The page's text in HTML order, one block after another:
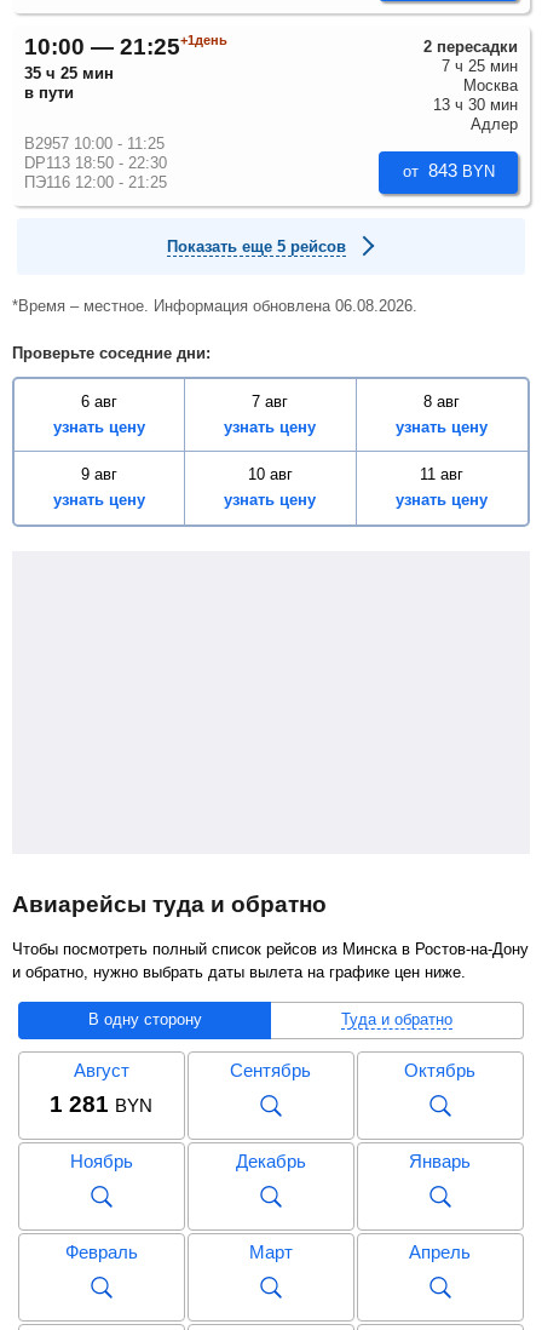
10:00 — 21:25+1день
35 ч 25 мин
в пути
от 843 BYN
2 пересадки
7 ч 25 мин
Москва
13 ч 30 мин
Адлер
B2957 10:00 - 11:25
DP113 18:50 - 22:30
ПЭ116 12:00 - 21:25
Показать еще 5 рейсов
*Время – местное. Информация обновлена 06.08.2026.
Проверьте соседние дни:
6 авг
узнать цену
7 авг
узнать цену
8 авг
узнать цену
9 авг
узнать цену
10 авг
узнать цену
11 авг
узнать цену
Авиарейсы туда и обратно
Чтобы посмотреть полный список рейсов из Минска в Ростов-на-Дону
и обратно, нужно выбрать даты вылета на графике цен ниже.
В одну сторону Туда и обратно
Август
1 281 BYN
Сентябрь Октябрь
Ноябрь Декабрь Январь
Февраль Март Апрель